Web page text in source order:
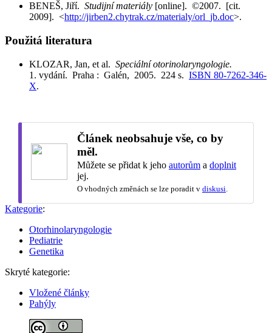
BENEŠ, Jiří. Studijní materiály [online]. ©2007. [cit.
2009]. <http://jirben2.chytrak.cz/materialy/orl_jb.doc>.
Použitá literatura
KLOZAR, Jan, et al. Speciální otorinolaryngologie.
1. vydání. Praha : Galén, 2005. 224 s. ISBN 80-7262-346-
X.
Článek neobsahuje vše, co by
měl.
Můžete se přidat k jeho autorům a doplnit
jej.
O vhodných změnách se lze poradit v diskusi
Kategorie:
Otorhinolaryngologie
Pediatrie
Genetika
Skryté kategorie:
Vložené články
Pahýly